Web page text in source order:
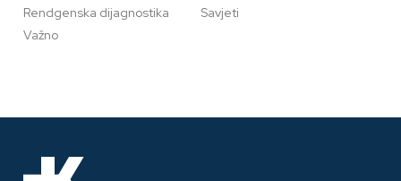
Rendgenska dijagnostika
Savjeti
Važno